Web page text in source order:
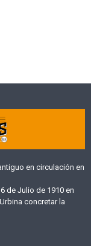
en circulación en
de Julio de 1910 en
concretar la